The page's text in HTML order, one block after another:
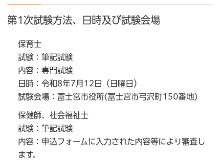
第1次試験方法、日時及び試験会場
保育士
試験：筆記試験
内容：専門試験
日時：令和8年7月12日（日曜日）
試験会場：富士宮市役所(富士宮市弓沢町150番地)
保健師、社会福祉士
試験：筆記試験
内容：申込フォームに入力された内容等により審査し
ます。